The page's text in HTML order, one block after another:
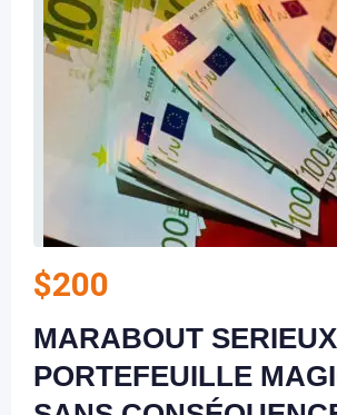
$200
MARABOUT
PORTEFEUILLE